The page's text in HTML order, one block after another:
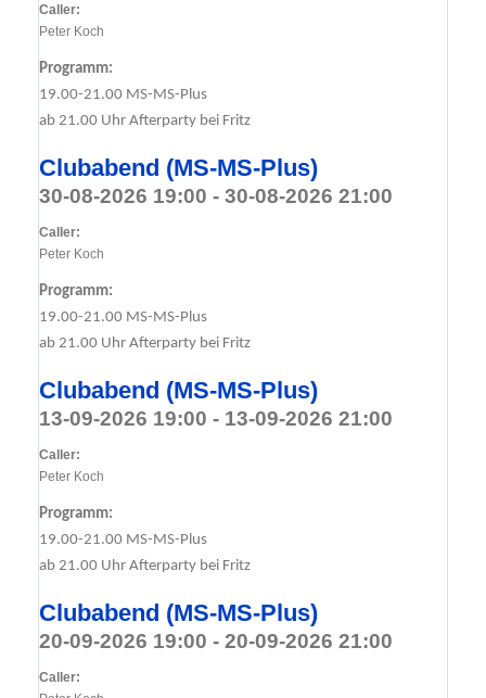
Caller:
Peter Koch
Programm:
19.00-21.00 MS-MS-Plus
ab 21.00 Uhr Afterparty bei Fritz
Clubabend (MS-MS-Plus)
30-08-2026 19:00 - 30-08-2026 21:00
Caller:
Peter Koch
Programm:
19.00-21.00 MS-MS-Plus
ab 21.00 Uhr Afterparty bei Fritz
Clubabend (MS-MS-Plus)
13-09-2026 19:00 - 13-09-2026 21:00
Caller:
Peter Koch
Programm:
19.00-21.00 MS-MS-Plus
ab 21.00 Uhr Afterparty bei Fritz
Clubabend (MS-MS-Plus)
20-09-2026 19:00 - 20-09-2026 21:00
Caller: